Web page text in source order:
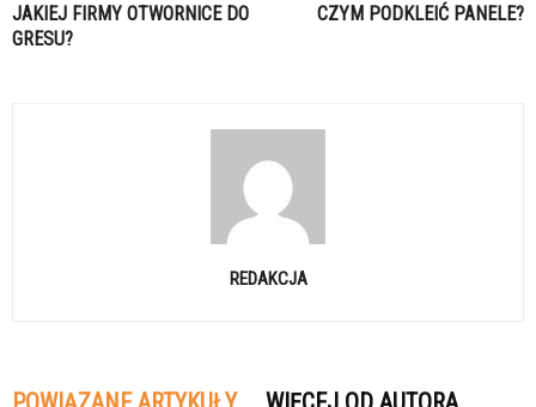
JAKIEJ FIRMY OTWORNICE DO
GRESU?
CZYM PODKLEIĆ PANELE?
REDAKCJA